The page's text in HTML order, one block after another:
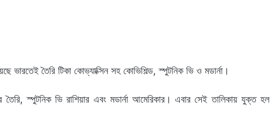
ভারতেই তৈরি টিকা কোভ্যাক্সিন সহ কোভিশিল্ড, স্পুটনিক ভি ও মডার্না।
তৈরি, স্পুটনিক ভি রাশিয়ার এবং মডার্না আমেরিকার। এবার সেই তালিকায় যুক্ত হল